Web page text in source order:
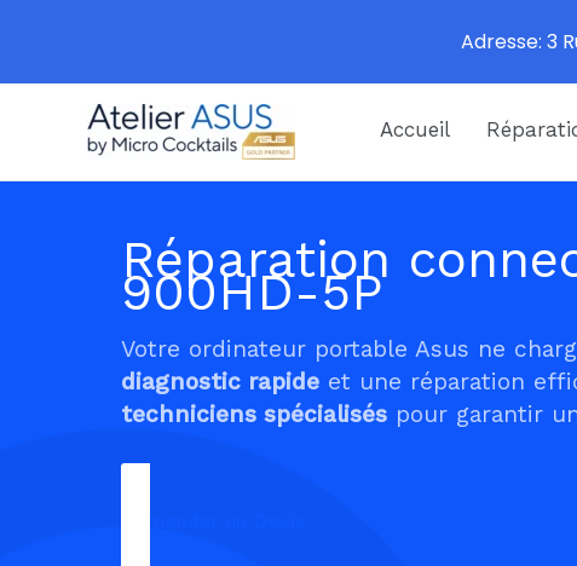
Accueil
Réparation
900HD-5P
Votre ordinateur portable Asus ne
diagnostic rapide et une réparation
techniciens spécialisés pour garantir
Adresse: 3